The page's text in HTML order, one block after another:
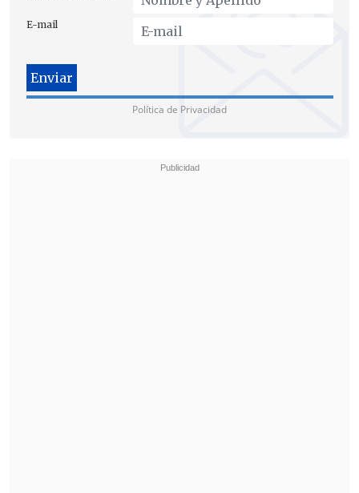
E-mail
Política de Privacidad